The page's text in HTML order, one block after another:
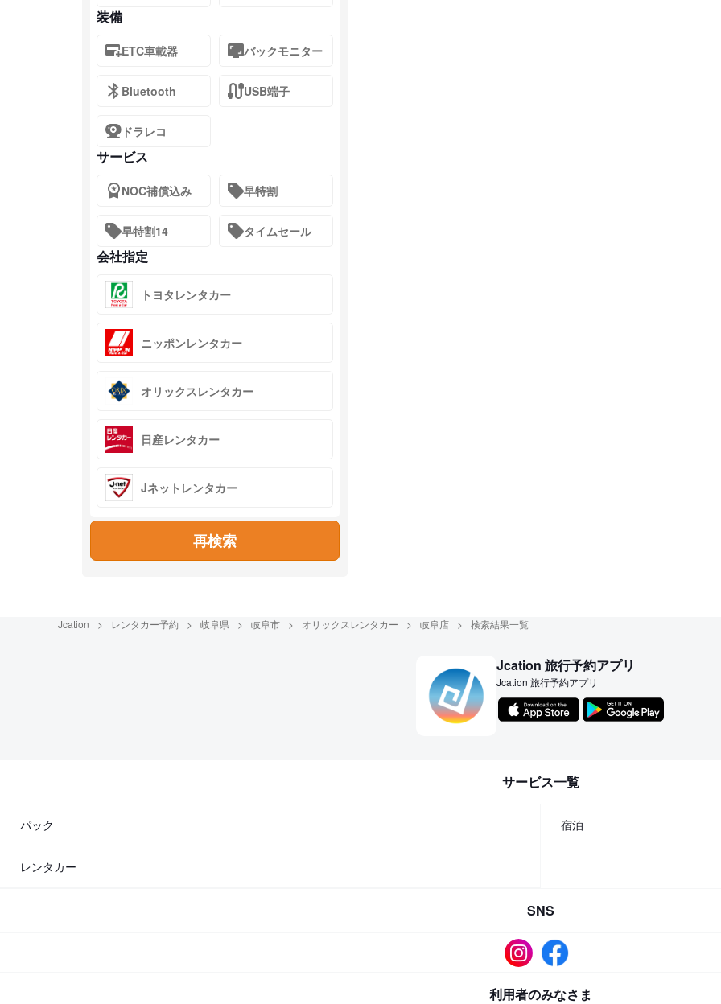
装備
ETC車載器 バックモニター
Bluetooth USB端子
ドラレコ
サービス
NOC補償込み 早特割
早特割14 タイムセール
会社指定
トヨタレンタカー
ニッポンレンタカー
オリックスレンタカー
日産レンタカー
Jネットレンタカー
再検索
Jcation レンタカー予約 岐阜県 岐阜市 オリックスレンタカー 岐阜店 検索結果一覧
Jcation 旅行予約アプリ
Jcation 旅行予約アプリ
サービス一覧
パック 宿泊
レンタカー
SNS
利用者のみなさま